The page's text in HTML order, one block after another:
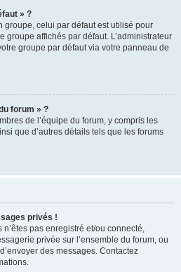
» ?
groupe, celui par défaut est utilisé pour
groupe affichés par défaut. L’administrateur
groupe par défaut via votre panneau de
forum » ?
de l’équipe du forum, y compris les
que d’autres détails tels que les forums
privés !
n’êtes pas enregistré et/ou connecté,
privée sur l’ensemble du forum, ou
des messages. Contactez